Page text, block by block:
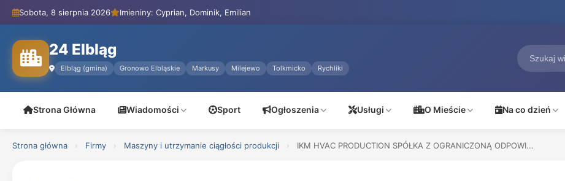
Sobota, 8 sierpnia 2026 Imieniny: Cyprian, Dominik, Emilian
24 Elbląg
Elbląg (gmina) Gronowo Elbląskie Markusy Milejewo Tolkmicko Rychliki
Strona Główna Wiadomości Sport Ogłoszenia Usługi O Mieście Na co dzień
Strona główna › Firmy › Maszyny i utrzymanie ciągłości produkcji › IKM HVAC PRODUCTION SPÓŁKA Z OGRANICZONĄ ODPOWI...